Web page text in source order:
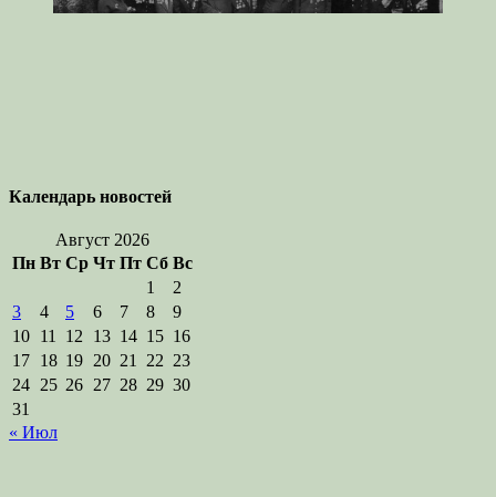
Календарь новостей
Август 2026
Пн Вт Ср Чт Пт Сб Вс
1
2
3
4 5 6 7 8
9
10 11 12 13 14 15 16
17 18 19 20 21 22 23
24 25 26 27 28 29 30
31
« Июл